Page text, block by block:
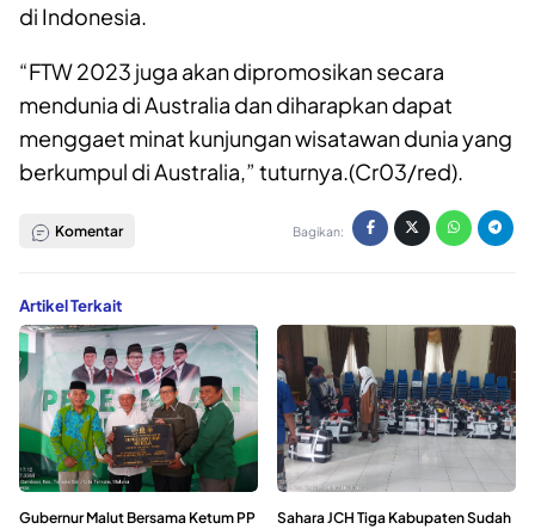
di Indonesia.
“FTW 2023 juga akan dipromosikan secara
mendunia di Australia dan diharapkan dapat
menggaet minat kunjungan wisatawan dunia yang
berkumpul di Australia,” tuturnya.(Cr03/red).
Komentar Bagikan:
Artikel Terkait
Gubernur Malut Bersama Ketum PP
Sahara JCH Tiga Kabupaten Sudah